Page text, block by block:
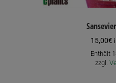
15,00€
Enthält
zzgl.